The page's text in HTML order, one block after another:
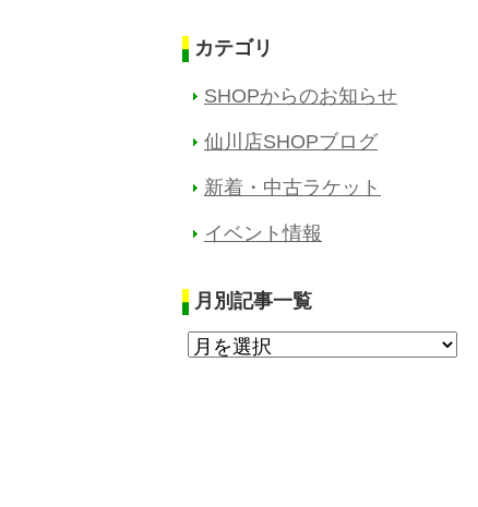
カテゴリ
SHOPからのお知らせ
仙川店SHOPブログ
新着・中古ラケット
イベント情報
月別記事一覧